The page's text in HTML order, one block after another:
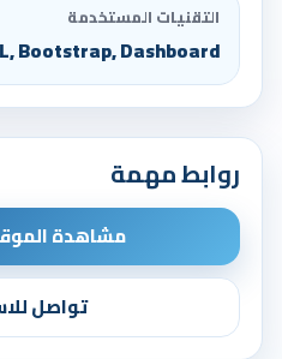
التقنيات المستخدمة
Bootstrap, Dashboard
روابط مهمة
مشاهدة
تواصل